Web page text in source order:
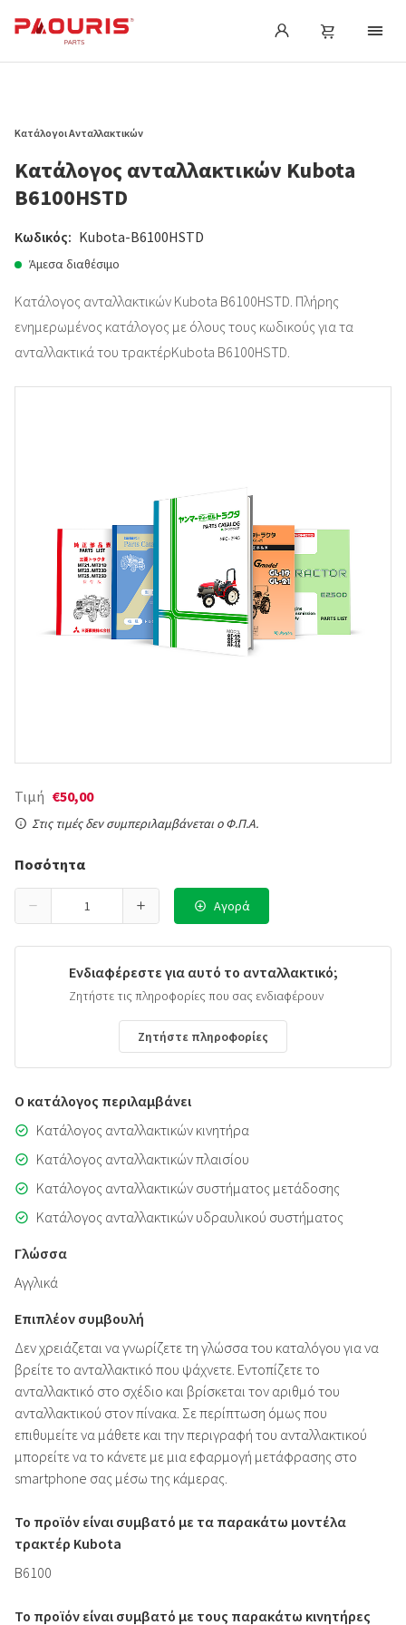
Κατάλογοι Ανταλλακτικών
Κατάλογος ανταλλακτικών Kubota
B6100HSTD
Κωδικός: Kubota-B6100HSTD
Άμεσα διαθέσιμο
Κατάλογος ανταλλακτικών Kubota B6100HSTD. Πλήρης
ενημερωμένος κατάλογος με όλους τους κωδικούς για τα
ανταλλακτικά του τρακτέρKubota B6100HSTD.
Τιμή €50,00
Στις τιμές δεν συμπεριλαμβάνεται ο Φ.Π.Α.
Ποσότητα
Αγορά
Ενδιαφέρεστε για αυτό το ανταλλακτικό;
Ζητήστε τις πληροφορίες που σας ενδιαφέρουν
Ζητήστε πληροφορίες
Ο κατάλογος περιλαμβάνει
Κατάλογος ανταλλακτικών κινητήρα
Κατάλογος ανταλλακτικών πλαισίου
Κατάλογος ανταλλακτικών συστήματος μετάδοσης
Κατάλογος ανταλλακτικών υδραυλικού συστήματος
Γλώσσα
Αγγλικά
Επιπλέον συμβουλή
Δεν χρειάζεται να γνωρίζετε τη γλώσσα του καταλόγου για να
βρείτε το ανταλλακτικό που ψάχνετε. Εντοπίζετε το
ανταλλακτικό στο σχέδιο και βρίσκεται τον αριθμό του
ανταλλακτικού στον πίνακα. Σε περίπτωση όμως που
επιθυμείτε να μάθετε και την περιγραφή του ανταλλακτικού
μπορείτε να το κάνετε με μια εφαρμογή μετάφρασης στο
smartphone σας μέσω της κάμερας.
Το προϊόν είναι συμβατό με τα παρακάτω μοντέλα
τρακτέρ Kubota
B6100
Το προϊόν είναι συμβατό με τους παρακάτω κινητήρες